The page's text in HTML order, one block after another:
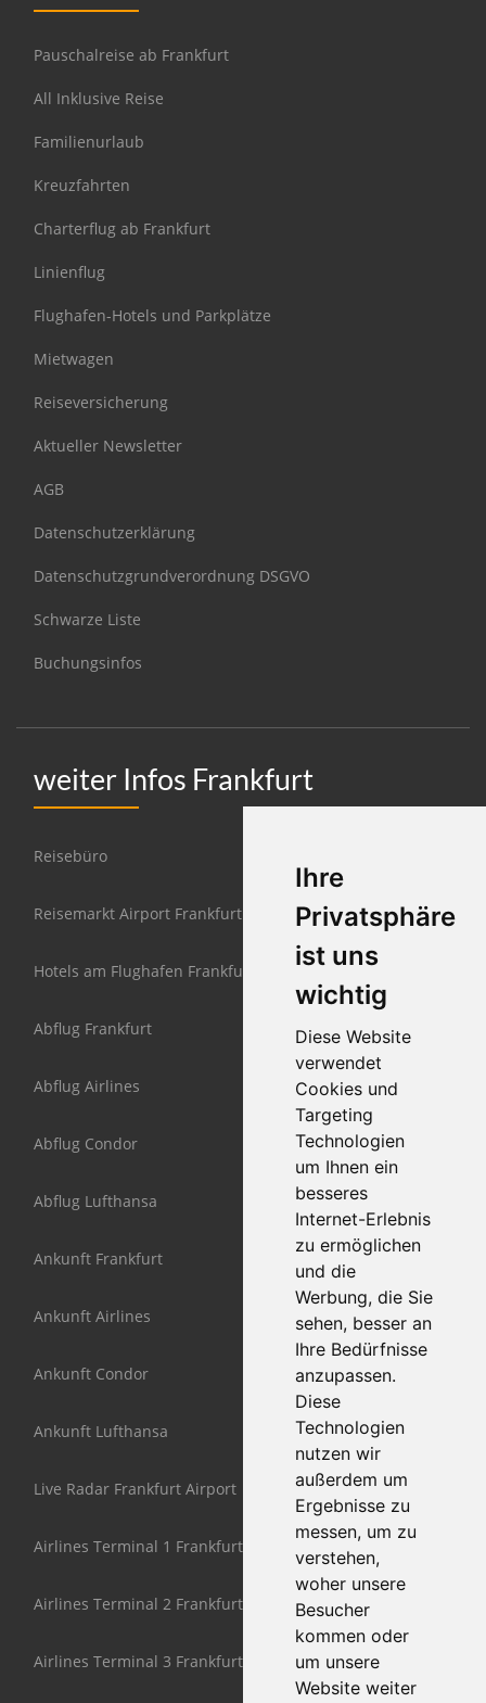
Ihre
Privatsphäre
ist uns
wichtig
Diese Website
verwendet
Cookies und
Targeting
Technologien
um Ihnen ein
besseres
Internet-Erlebnis
zu ermöglichen
und die
Werbung, die Sie
sehen, besser an
Ihre Bedürfnisse
anzupassen.
Diese
Technologien
nutzen wir
außerdem um
Ergebnisse zu
messen, um zu
verstehen,
woher unsere
Besucher
kommen oder
um unsere
Website weiter
Pauschalreise ab Frankfurt
All Inklusive Reise
Familienurlaub
Kreuzfahrten
Charterflug ab Frankfurt
Linienflug
Flughafen-Hotels und Parkplätze
Mietwagen
Reiseversicherung
Aktueller Newsletter
AGB
Datenschutzerklärung
Datenschutzgrundverordnung DSGVO
Schwarze Liste
Buchungsinfos
weiter Infos Frankfurt
Reisebüro
Reisemarkt Airport Frankfurt
Hotels am Flughafen Frankfurt
Abflug Frankfurt
Abflug Airlines
Abflug Condor
Abflug Lufthansa
Ankunft Frankfurt
Ankunft Airlines
Ankunft Condor
Ankunft Lufthansa
Live Radar Frankfurt Airport
Airlines Terminal 1 Frankfurt
Airlines Terminal 2 Frankfurt
Airlines Terminal 3 Frankfurt